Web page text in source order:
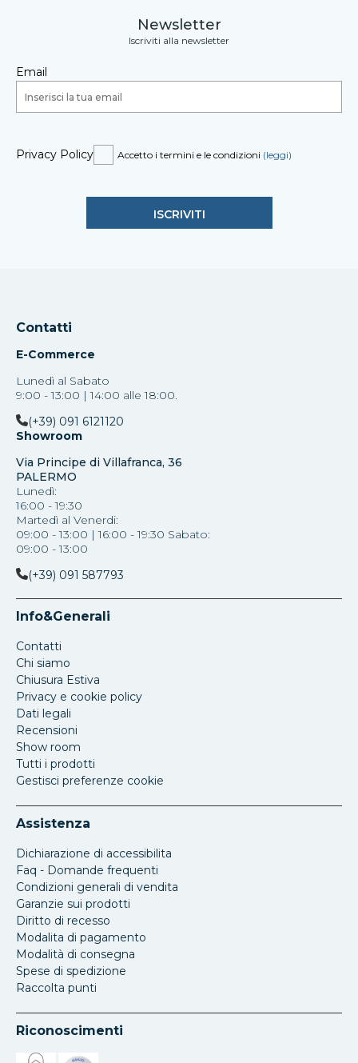
Newsletter
Iscriviti alla newsletter
Email
Privacy Policy Accetto i termini e le condizioni (leggi)
Contatti
E-Commerce
Lunedì al Sabato
9:00 - 13:00 | 14:00 alle 18:00.
(+39) 091 6121120
Showroom
Via Principe di Villafranca, 36
PALERMO
Lunedì:
16:00 - 19:30
Martedì al Venerdi:
09:00 - 13:00 | 16:00 - 19:30 Sabato:
09:00 - 13:00
(+39) 091 587793
Info&Generali
Contatti
Chi siamo
Chiusura Estiva
Privacy e cookie policy
Dati legali
Recensioni
Show room
Tutti i prodotti
Gestisci preferenze cookie
Assistenza
Dichiarazione di accessibilita
Faq - Domande frequenti
Condizioni generali di vendita
Garanzie sui prodotti
Diritto di recesso
Modalita di pagamento
Modalità di consegna
Spese di spedizione
Raccolta punti
Riconoscimenti